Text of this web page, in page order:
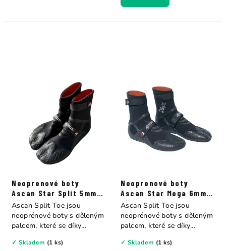
Neoprenové boty
Ascan Star Split 5mm s
děleným palcem
✓ Skladem (1 ks)
Ascan Split Toe jsou
neoprénové boty s děleným
palcem, které se díky
Neoprenové boty
Ascan Star Mega 6mm s
děleným palcem
✓ Skladem (1 ks)
Ascan Split Toe jsou
neoprénové boty s děleným
palcem, které se díky